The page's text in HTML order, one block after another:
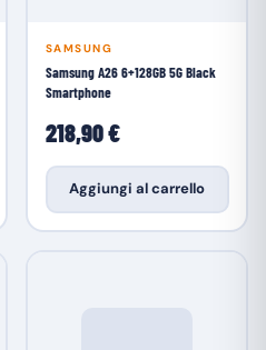
SAMSUNG
Samsung A26 6+128GB 5G Black
Smartphone
218,90 €
Aggiungi al carrello